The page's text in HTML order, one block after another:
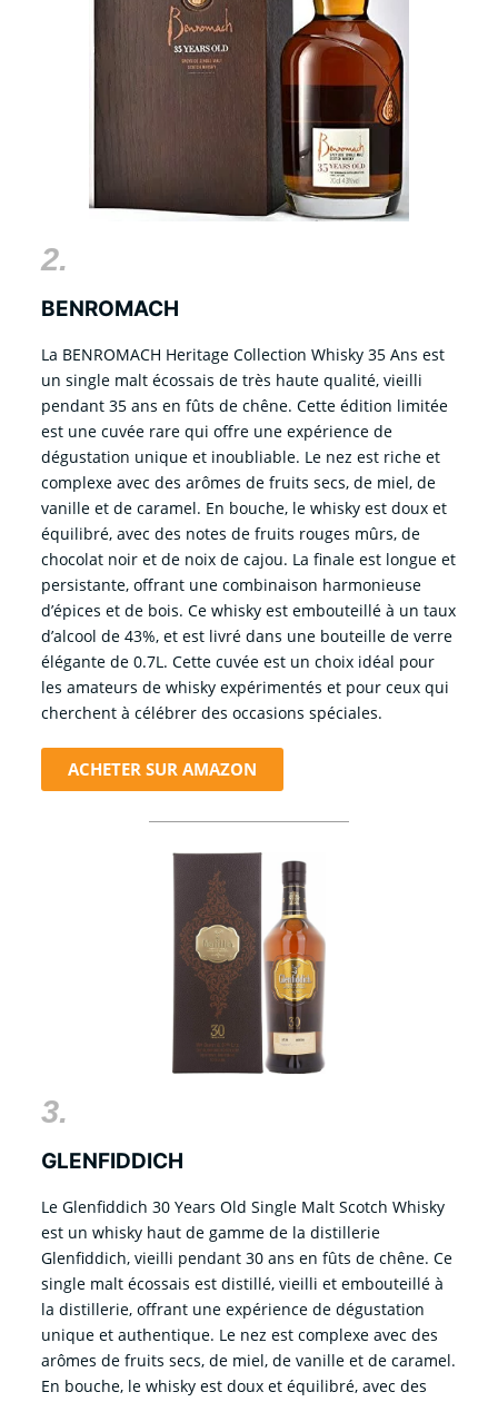
2.
BENROMACH
La BENROMACH Heritage Collection Whisky 35 Ans est
un single malt écossais de très haute qualité, vieilli
pendant 35 ans en fûts de chêne. Cette édition limitée
est une cuvée rare qui offre une expérience de
dégustation unique et inoubliable. Le nez est riche et
complexe avec des arômes de fruits secs, de miel, de
vanille et de caramel. En bouche, le whisky est doux et
équilibré, avec des notes de fruits rouges mûrs, de
chocolat noir et de noix de cajou. La finale est longue et
persistante, offrant une combinaison harmonieuse
d’épices et de bois. Ce whisky est embouteillé à un taux
d’alcool de 43%, et est livré dans une bouteille de verre
élégante de 0.7L. Cette cuvée est un choix idéal pour
les amateurs de whisky expérimentés et pour ceux qui
cherchent à célébrer des occasions spéciales.
ACHETER SUR AMAZON
3.
GLENFIDDICH
Le Glenfiddich 30 Years Old Single Malt Scotch Whisky
est un whisky haut de gamme de la distillerie
Glenfiddich, vieilli pendant 30 ans en fûts de chêne. Ce
single malt écossais est distillé, vieilli et embouteillé à
la distillerie, offrant une expérience de dégustation
unique et authentique. Le nez est complexe avec des
arômes de fruits secs, de miel, de vanille et de caramel.
En bouche, le whisky est doux et équilibré, avec des